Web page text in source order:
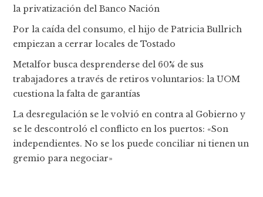
la privatización del Banco Nación
Por la caída del consumo, el hijo de Patricia Bullrich
empiezan a cerrar locales de Tostado
Metalfor busca desprenderse del 60% de sus
trabajadores a través de retiros voluntarios: la UOM
cuestiona la falta de garantías
La desregulación se le volvió en contra al Gobierno y
se le descontroló el conflicto en los puertos: «Son
independientes. No se los puede conciliar ni tienen un
gremio para negociar»